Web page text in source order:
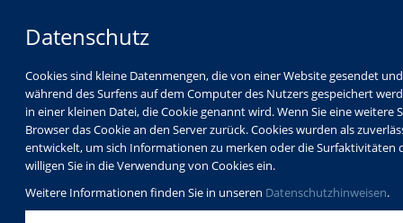
Datenschutz
Cookies sind kleine Datenmengen, die von einer Website gesendet
während des Surfens auf dem Computer des Nutzers gespeichert
in einer kleinen Datei, die Cookie genannt wird. Wenn Sie eine
Browser das Cookie an den Server zurück. Cookies wurden als
entwickelt, um sich Informationen zu merken oder die Surfaktivitäten
willigen Sie in die Verwendung von Cookies ein.
Weitere Informationen finden Sie in unseren Datenschutzhinweisen.